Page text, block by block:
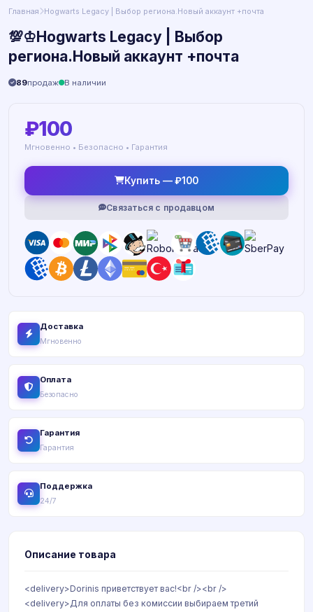
Главная Hogwarts Legacy | Выбор региона.Новый аккаунт +почта
💯♔Hogwarts Legacy | Выбор
региона.Новый аккаунт +почта
89продаж В наличии
₽100
Мгновенно • Безопасно • Гарантия
Купить — ₽100
Связаться с продавцом
Доставка
Мгновенно
Оплата
Безопасно
Гарантия
Гарантия
Поддержка
24/7
Описание товара
<delivery>Dorinis приветствует вас!<br /><br />
<delivery>Для оплаты без комиссии выбираем третий